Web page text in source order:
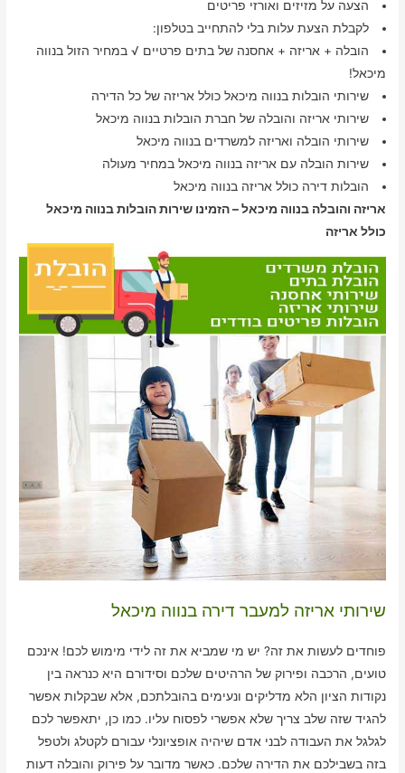
הצעה על מזיזים ואורזי פריטים
לקבלת הצעת עלות בלי להתחייב בטלפון:
הובלה + אריזה + אחסנה של בתים פרטיים √ במחיר הזול בנווה
מיכאל!
שירותי הובלות בנווה מיכאל כולל אריזה של כל הדירה
שירותי אריזה והובלה של חברת הובלות בנווה מיכאל
שירותי הובלה ואריזה למשרדים בנווה מיכאל
שירות הובלה עם אריזה בנווה מיכאל במחיר מעולה
הובלות דירה כולל אריזה בנווה מיכאל
אריזה והובלה בנווה מיכאל – הזמינו שירות הובלות בנווה מיכאל
כולל אריזה
שירותי אריזה למעבר דירה בנווה מיכאל
פוחדים לעשות את זה? יש מי שמביא את זה לידי מימוש לכם! אינכם
טועים, הרכבה ופירוק של הרהיטים שלכם וסידורם היא כנראה בין
נקודות הציון הלא מדליקים ונעימים בהובלתכם, אלא שבקלות אפשר
להגיד שזה שלב צריך שלא אפשרי לפסוח עליו. כמו כן, יתאפשר לכם
לגלגל את העבודה לבני אדם שיהיה אופציונלי עבורם לקטלג ולטפל
בזה בשבילכם את הדירה שלכם. כאשר מדובר על פירוק והובלה דעות